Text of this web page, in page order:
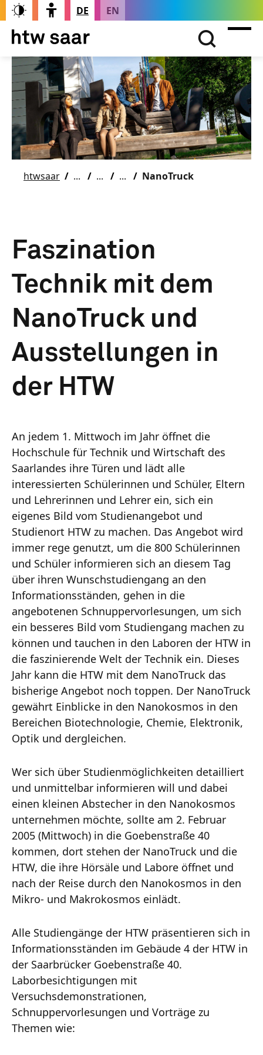
DE EN
htwsaar NanoTruck
Faszination
Technik mit dem
NanoTruck und
Ausstellungen in
der HTW
An jedem 1. Mittwoch im Jahr öffnet die
Hochschule für Technik und Wirtschaft des
Saarlandes ihre Türen und lädt alle
interessierten Schülerinnen und Schüler, Eltern
und Lehrerinnen und Lehrer ein, sich ein
eigenes Bild vom Studienangebot und
Studienort HTW zu machen. Das Angebot wird
immer rege genutzt, um die 800 Schülerinnen
und Schüler informieren sich an diesem Tag
über ihren Wunschstudiengang an den
Informationsständen, gehen in die
angebotenen Schnuppervorlesungen, um sich
ein besseres Bild vom Studiengang machen zu
können und tauchen in den Laboren der HTW in
die faszinierende Welt der Technik ein. Dieses
Jahr kann die HTW mit dem NanoTruck das
bisherige Angebot noch toppen. Der NanoTruck
gewährt Einblicke in den Nanokosmos in den
Bereichen Biotechnologie, Chemie, Elektronik,
Optik und dergleichen.
Wer sich über Studienmöglichkeiten detailliert
und unmittelbar informieren will und dabei
einen kleinen Abstecher in den Nanokosmos
unternehmen möchte, sollte am 2. Februar
2005 (Mittwoch) in die Goebenstraße 40
kommen, dort stehen der NanoTruck und die
HTW, die ihre Hörsäle und Labore öffnet und
nach der Reise durch den Nanokosmos in den
Mikro- und Makrokosmos einlädt.
Alle Studiengänge der HTW präsentieren sich in
Informationsständen im Gebäude 4 der HTW in
der Saarbrücker Goebenstraße 40.
Laborbesichtigungen mit
Versuchsdemonstrationen,
Schnuppervorlesungen und Vorträge zu
Themen wie: